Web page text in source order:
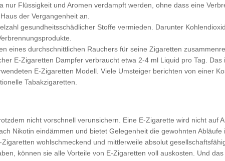
Flüssigkeit und Aromen verdampft werden, ohne dass eine
der Vergangenheit an.
gesundheitsschädlicher Stoffe vermieden. Darunter
eines durchschnittlichen Rauchers für seine Zigaretten
E-Zigaretten Dampfer verbraucht etwa 2-4 ml Liquid pro Tag. Das
E-Zigaretten Modell. Viele Umsteiger berichten von einer
Tabakzigaretten.
nicht vorschnell verunsichern. Eine E-Zigarette wird nicht auf
Nikotin eindämmen und bietet Gelegenheit die gewohnten Abläufe
wohlschmeckend und mittlerweile absolut
können sie alle Vorteile von E-Zigaretten voll auskosten. Und das